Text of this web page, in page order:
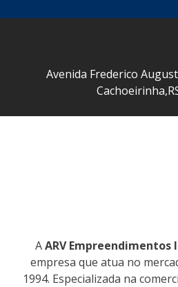
Avenida Frederico
Cachoeirinha,
AARV Empreendimentos
empresa que atua no
1994. Especializada na